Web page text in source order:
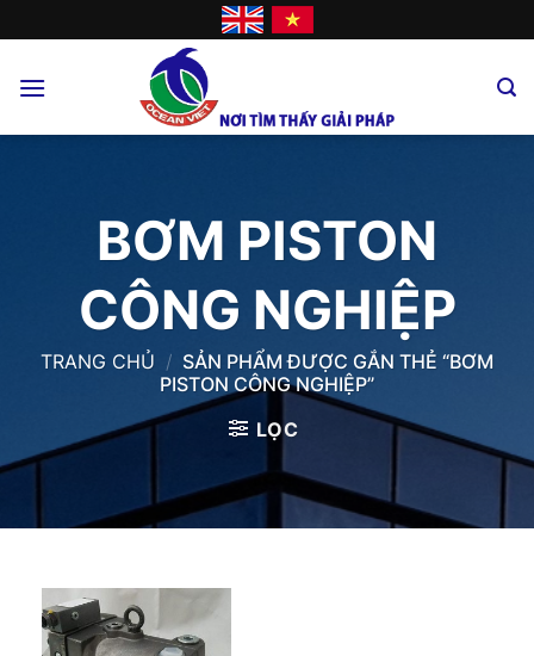
to
BƠM PISTON
CÔNG NGHIỆP
TRANG CHỦ / SẢN PHẨM ĐƯỢC GẮN THẺ “BƠM
PISTON CÔNG NGHIỆP”
LỌC